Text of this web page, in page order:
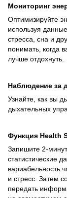
Мониторинг
Оптимизируйте
используя
стресса, сна и
понимать, когда
лучше отдохнуть.
Наблюдение за
Узнайте, как вы
дыхательных
Функция Health
Запишите 2-
статистические
вариабельность
и стресс. Затем
передать